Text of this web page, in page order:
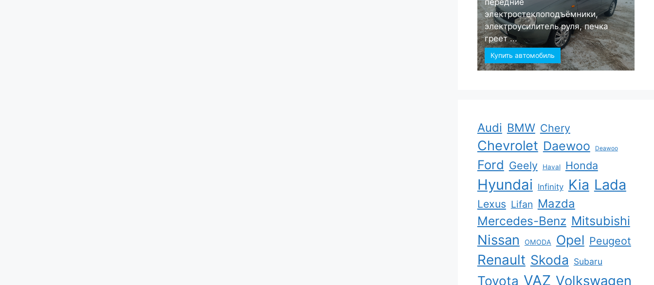
передние
электростеклоподъёмники,
электроусилитель руля, печка
греет ...
Купить автомобиль
Audi BMW Chery
Chevrolet Daewoo Deawoo
Ford Geely Haval Honda
Hyundai Infinity Kia Lada
Lexus Lifan Mazda
Mercedes-Benz Mitsubishi
Nissan OMODA Opel Peugeot
Renault Skoda Subaru
Toyota VAZ Volkswagen